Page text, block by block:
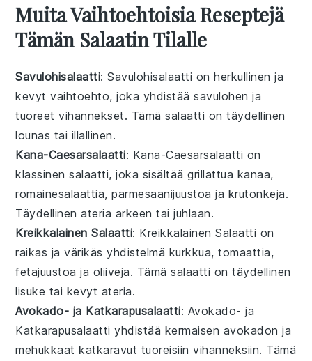
Muita Vaihtoehtoisia Reseptejä
Tämän Salaatin Tilalle
Savulohisalaatti: Savulohisalaatti on herkullinen ja
kevyt vaihtoehto, joka yhdistääsavulohen ja
tuoreetvihannekset. Tämä salaatti on täydellinen
lounas tai illallinen.
Kana-Caesarsalaatti: Kana-Caesarsalaatti on
klassinensalaatti, joka sisältäägrillattua kanaa,
romainesalaattia,parmesaanijuustoa ja krutonkeja.
Täydellinenateria arkeen tai juhlaan.
Kreikkalainen Salaatti: Kreikkalainen Salaatti on
raikas ja värikäs yhdistelmä kurkkua,tomaattia,
fetajuustoa ja oliiveja. Tämäsalaatti on täydellinen
lisuke tai kevyt ateria.
Avokado- ja Katkarapusalaatti: Avokado- ja
Katkarapusalaatti yhdistää kermaisen avokadon ja
mehukkaat katkaravut tuoreisiinvihanneksiin. Tämä